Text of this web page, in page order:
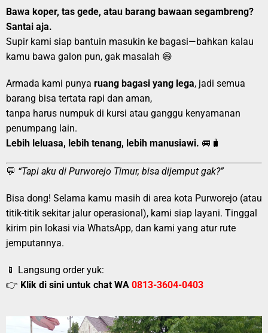
Bawa koper, tas gede, atau barang bawaan segambreng?
Santai aja.
Supir kami siap bantuin masukin ke bagasi—bahkan kalau
kamu bawa galon pun, gak masalah 😄
Armada kami punya ruang bagasi yang lega, jadi semua
barang bisa tertata rapi dan aman,
tanpa harus numpuk di kursi atau ganggu kenyamanan
penumpang lain.
Lebih leluasa, lebih tenang, lebih manusiawi. 🚐🧳
💬 “Tapi aku di Purworejo Timur, bisa dijemput gak?”
Bisa dong! Selama kamu masih di area kota Purworejo (atau
titik-titik sekitar jalur operasional), kami siap layani. Tinggal
kirim pin lokasi via WhatsApp, dan kami yang atur rute
jemputannya.
📱 Langsung order yuk:
👉 Klik di sini untuk chat WA 0813-3604-0403